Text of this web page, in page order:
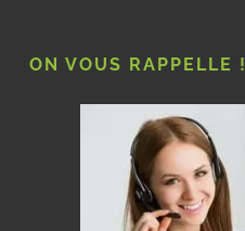
ON VOUS RAPPELLE !